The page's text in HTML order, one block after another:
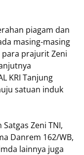
piagam dan
masing-masing
para prajurit Zeni
KRI Tanjung
satuan induk
Zeni TNI,
Danrem 162/WB,
lainnya juga